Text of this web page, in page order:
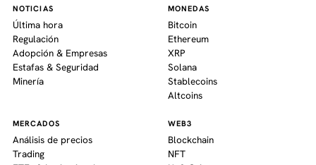
NOTICIAS
Última hora
Regulación
Adopción & Empresas
Estafas & Seguridad
Minería
MONEDAS
Bitcoin
Ethereum
XRP
Solana
Stablecoins
Altcoins
MERCADOS
Análisis de precios
Trading
WEB3
Blockchain
NFT